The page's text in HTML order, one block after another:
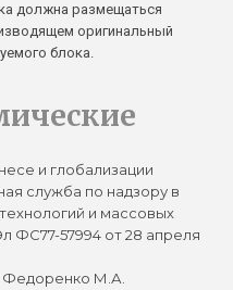
должна размещаться
оригинальный
блока.
и глобализации
служба по надзору в
и массовых
ФС77-57994 от 28 апреля
Федоренко М.А.